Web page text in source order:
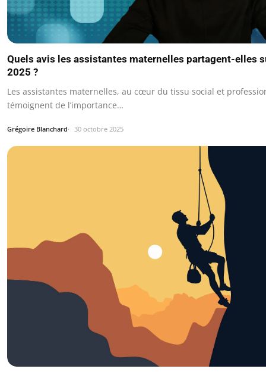
Quels avis les assistantes maternelles partagent-elles
2025 ?
Les assistantes maternelles, au cœur du tissu social et
témoignent de l’importance…
Grégoire Blanchard 30 octobre 2025